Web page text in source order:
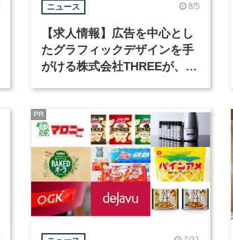
ニュース 8/5
【求人情報】広告を中心とし
たグラフィックデザインを手
がける株式会社THREEが、グ
PR